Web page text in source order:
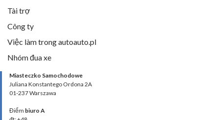
Tài trợ
Công ty
Việc làm trong autoauto.pl
Nhóm đua xe
Miasteczko Samochodowe
Juliana Konstantego Ordona 2A
01-237 Warszawa
Điểm biuro A